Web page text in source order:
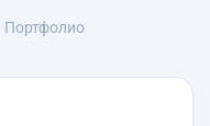
Портфолио